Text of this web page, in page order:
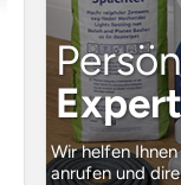
Wir helfen
anrufen und